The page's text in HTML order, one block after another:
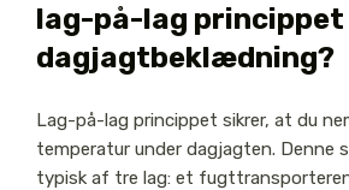
lag-på-lag princippet
dagjagtbeklædning?
Lag-på-lag princippet sikrer, at du
temperatur under dagjagten. Denne
typisk af tre lag: et